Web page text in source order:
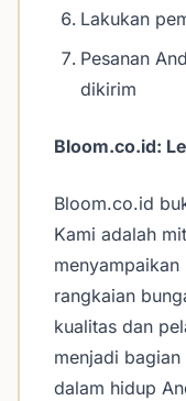
Lakukan
Pesanan
dikirim
Bloom.co.id:
Bloom.co.id
Kami adalah
rangkaian
kualitas dan
menjadi
dalam hidup